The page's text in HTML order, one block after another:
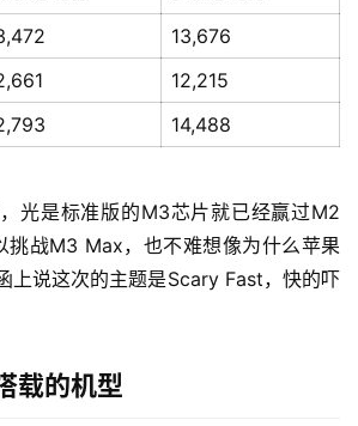
13,676
12,215
14,488
光是标准版的M3芯片就已经赢过M2
挑战M3 Max，也不难想像为什么苹果
上说这次的主题是Scary Fast，快的吓
载的机型